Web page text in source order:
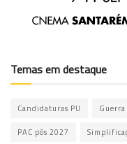
Temas em destaque
Candidaturas PU
PAC pós 2027